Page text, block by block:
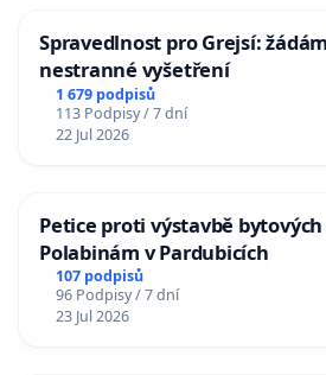
Spravedlnost pro Grejsí:
nestranné vyšetření
1 679 podpisů
113 Podpisy / 7 dní
22 Jul 2026
Petice proti výstavbě
Polabinám v Pardubicích
107 podpisů
96 Podpisy / 7 dní
23 Jul 2026